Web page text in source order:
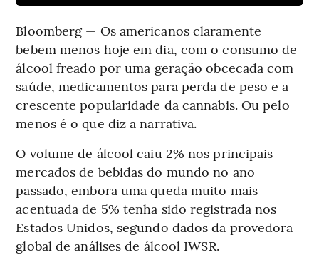
Bloomberg — Os americanos claramente
bebem menos hoje em dia, com o consumo de
álcool freado por uma geração obcecada com
saúde, medicamentos para perda de peso e a
crescente popularidade da cannabis. Ou pelo
menos é o que diz a narrativa.
O volume de álcool caiu 2% nos principais
mercados de bebidas do mundo no ano
passado, embora uma queda muito mais
acentuada de 5% tenha sido registrada nos
Estados Unidos, segundo dados da provedora
global de análises de álcool IWSR.